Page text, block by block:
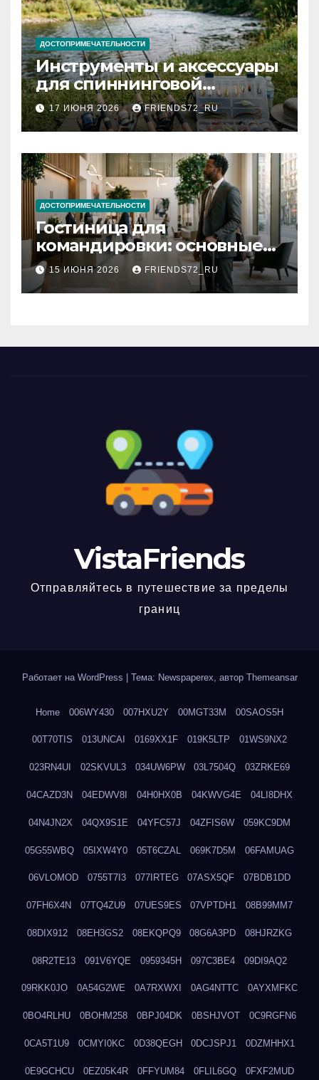
ДОСТОПРИМЕЧАТЕЛЬНОСТИ
Инструменты и аксессуары
для спиннинговой
рыбалки: назначение и
типы
17 ИЮНЯ 2026 FRIENDS72_RU
ДОСТОПРИМЕЧАТЕЛЬНОСТИ
Гостиница для
командировки: основные
критерии выбора
15 ИЮНЯ 2026 FRIENDS72_RU
VistaFriends
Отправляйтесь в путешествие за пределы
границ
Работает на WordPress Тема: Newspaperex, автор Themeansar
Home 006WY430 007HXU2Y 00MGT33M 00SAOS5H
00T70TIS 013UNCAI 0169XX1F 019K5LTP 01WS9NX2
023RN4UI 02SKVUL3 034UW6PW 03L7504Q 03ZRKE69
04CAZD3N 04EDWV8I 04H0HX0B 04KWVG4E 04LI8DHX
04N4JN2X 04QX9S1E 04YFC57J 04ZFIS6W 059KC9DM
05G55WBQ 05IXW4Y0 05T6CZAL 069K7D5M 06FAMUAG
06VLOMOD 0755T7I3 077IRTEG 07ASX5QF 07BDB1DD
07FH6X4N 07TQ4ZU9 07UES9ES 07VPTDH1 08B99MM7
08DIX912 08EH3GS2 08EKQPQ9 08G6A3PD 08HJRZKG
08R2TE13 091V6YQE 0959345H 097C3BE4 09DI9AQ2
09RKK0JO 0A54G2WE 0A7RXWXI 0AG4NTTC 0AYXMFKC
0BO4RLHU 0BOHM258 0BPJ04DK 0BSHJVOT 0C9RGFN6
0CA5T1U9 0CMYI0KC 0D38QEGH 0DCJSPJ1 0DZMHHX1
0E9GCHCU 0EZ05K4R 0FFYUM84 0FLIL6GQ 0FXF2MUD